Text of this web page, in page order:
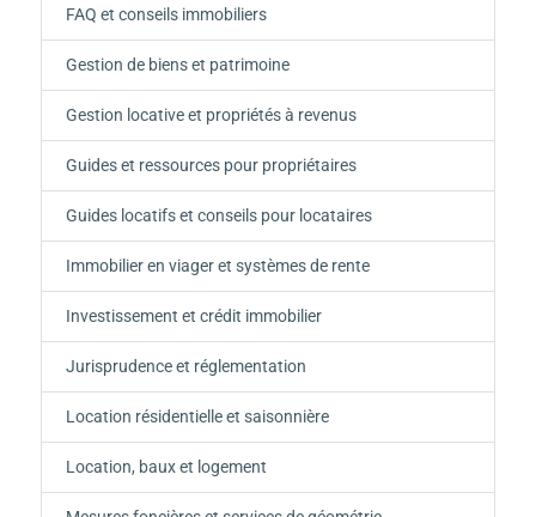
FAQ et conseils immobiliers
Gestion de biens et patrimoine
Gestion locative et propriétés à revenus
Guides et ressources pour propriétaires
Guides locatifs et conseils pour locataires
Immobilier en viager et systèmes de rente
Investissement et crédit immobilier
Jurisprudence et réglementation
Location résidentielle et saisonnière
Location, baux et logement